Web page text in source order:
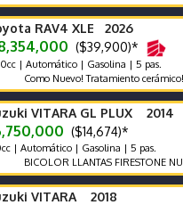
RAV4 XLE 2026
($39,900)*
| Automático | Gasolina | 5 pas.
Como Nuevo! Tratamiento cerámico!
VITARA GL PLUX 2014
($14,674)*
| Automático | Gasolina | 5 pas.
BICOLOR LLANTAS FIRESTONE
VITARA 2018